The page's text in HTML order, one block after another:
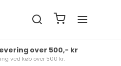
over 500,- kr
ved køb over 500 kr.